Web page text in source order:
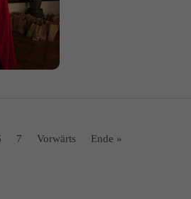
7 Vorwärts Ende »